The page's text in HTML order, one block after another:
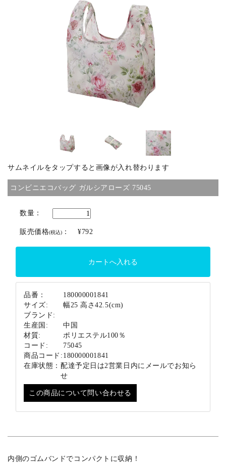
ピックアップ商品
商品カテゴリー/家具
商品カテゴリー/雑貨
サイズ
サムネイルをタップすると画像が入れ替わります
コンビニエコバッグ ガルシアローズ 75045
数量：
販売価格(税込) ： ¥792
品番：
180000001841
サイズ:
幅25 高さ42.5(cm)
ブランド:
生産国:
中国
材質:
ポリエステル100％
コード:
75045
商品コード: 180000001841
在庫状態： 配達予定日は2営業日内にメールでお知ら
せ
この商品について問い合わせる
内側のゴムバンドでコンパクトに収納！